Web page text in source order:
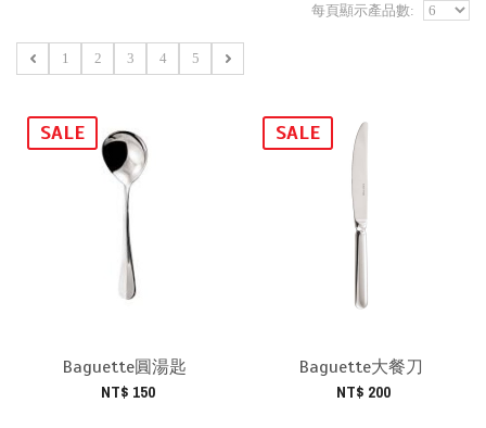
每頁顯示產品數:
1 2 3 4 5
SALE
Baguette圓湯匙
NT$ 150
SALE
Baguette大餐刀
NT$ 200